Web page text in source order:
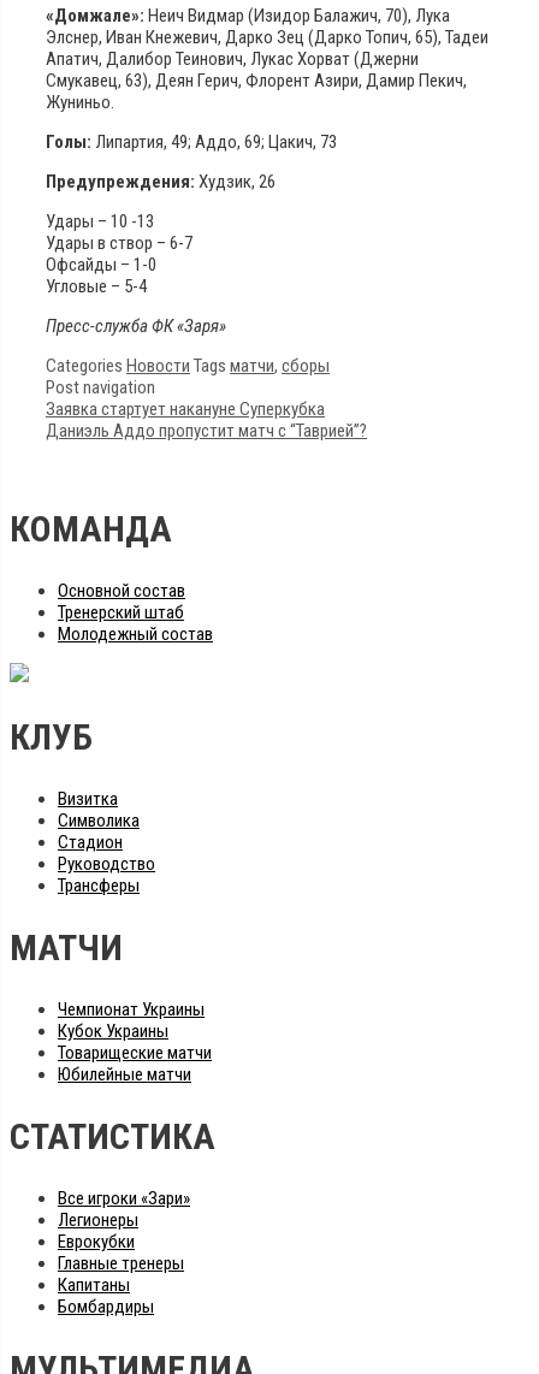
«Домжале»: Неич Видмар (Изидор Балажич, 70), Лука
Элснер, Иван Кнежевич, Дарко Зец (Дарко Топич, 65), Тадеи
Апатич, Далибор Теинович, Лукас Хорват (Джерни
Смукавец, 63), Деян Герич, Флорент Азири, Дамир Пекич,
Жуниньо.
Голы: Липартия, 49; Аддо, 69; Цакич, 73
Предупреждения: Худзик, 26
Удары – 10 -13
Удары в створ – 6-7
Офсайды – 1-0
Угловые – 5-4
Пресс-служба ФК «Заря»
Categories Новости Tags матчи, сборы
Post navigation
Заявка стартует накануне Суперкубка
Даниэль Аддо пропустит матч с “Таврией”?
КОМАНДА
Основной состав
Тренерский штаб
Молодежный состав
КЛУБ
Визитка
Символика
Стадион
Руководство
Трансферы
МАТЧИ
Чемпионат Украины
Кубок Украины
Товарищеские матчи
Юбилейные матчи
СТАТИСТИКА
Все игроки «Зари»
Легионеры
Еврокубки
Главные тренеры
Капитаны
Бомбардиры